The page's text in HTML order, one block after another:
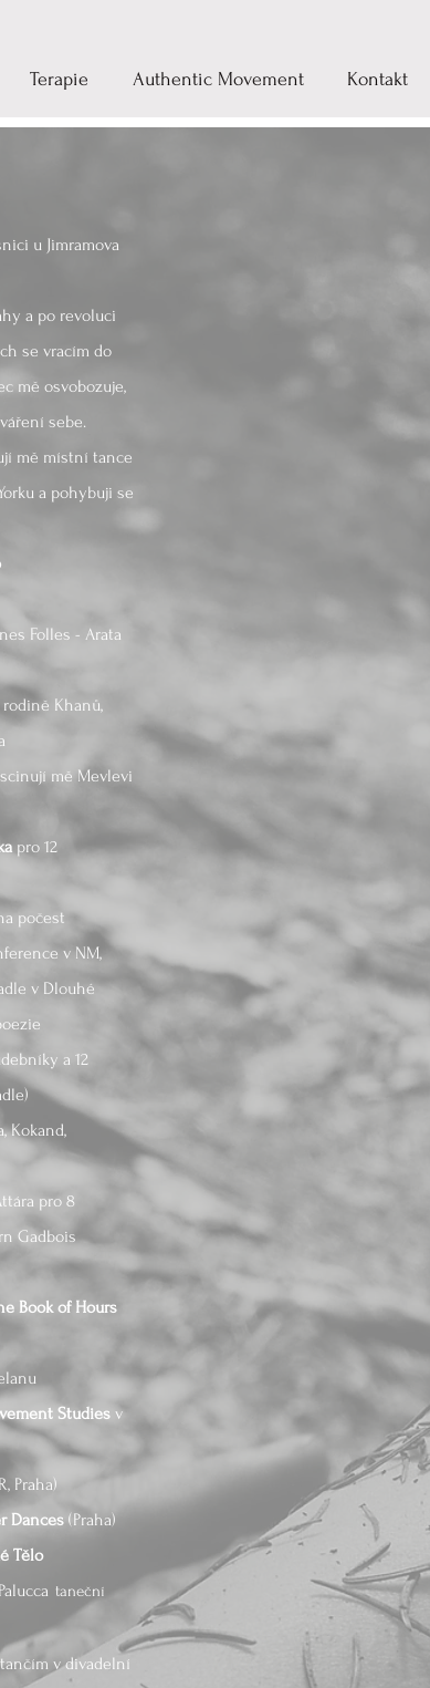
Terapie Authentic Movement Kontakt
u Jimramova
a po revoluci
se vracím do
mě osvobozuje,
sebe.
mě místní tance
a pohybuji se
Folles - Arata
Khanů,
mě Mevlevi
pro 12
počest
v NM,
v Dlouhé
a 12
Kokand,
pro 8
Gadbois
Book of Hours
Studies v
Praha)
Dances (Praha)
Tělo
taneční
v divadelní